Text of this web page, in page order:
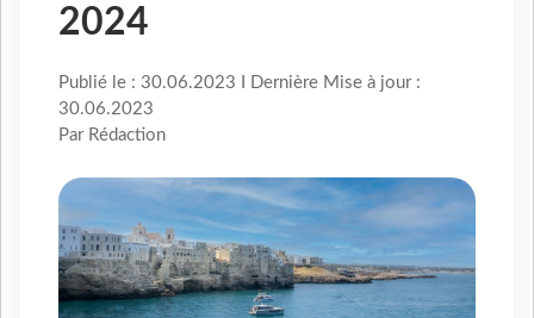
2024
Publié le : 30.06.2023 I Dernière Mise à jour :
30.06.2023
Par Rédaction